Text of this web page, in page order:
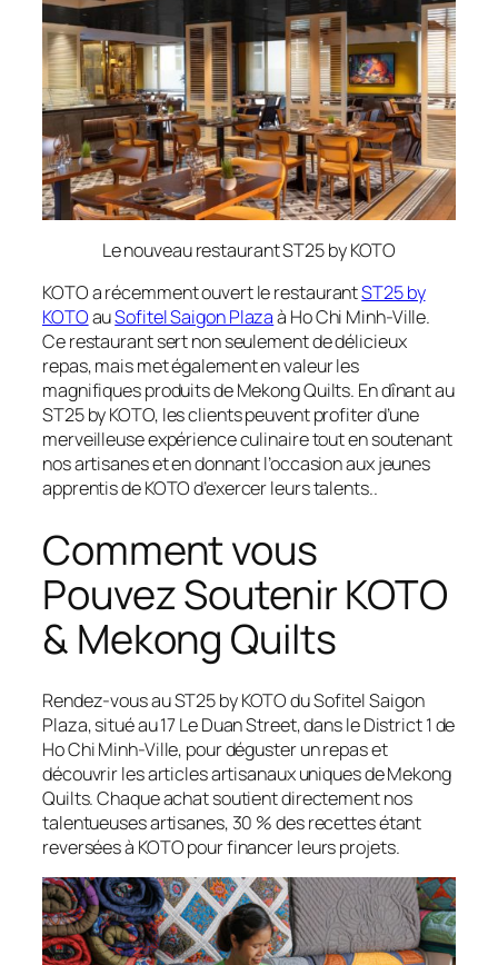
Le nouveau restaurant ST25 by KOTO
KOTO a récemment ouvert le restaurantST25 by
KOTOauSofitel Saigon Plazaà Ho Chi Minh-Ville.
Ce restaurant sert non seulement de délicieux
repas, mais met également en valeur les
magnifiques produits de Mekong Quilts. En dînant au
ST25 by KOTO, les clients peuvent profiter d’une
merveilleuse expérience culinaire tout en soutenant
nos artisanes et en donnant l’occasion aux jeunes
apprentis de KOTO d’exercer leurs talents..
Comment vous
Pouvez Soutenir KOTO
& Mekong Quilts
Rendez-vous au ST25 by KOTO du Sofitel Saigon
Plaza, situé au 17 Le Duan Street, dans le District 1 de
Ho Chi Minh-Ville, pour déguster un repas et
découvrir les articles artisanaux uniques de Mekong
Quilts. Chaque achat soutient directement nos
talentueuses artisanes, 30 % des recettes étant
reversées à KOTO pour financer leurs projets.